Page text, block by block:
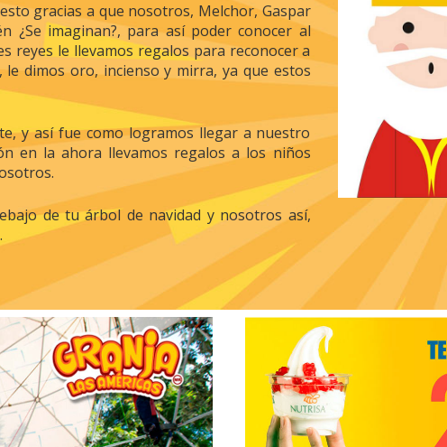
gracias a que nosotros, Melchor, Gaspar
¿Se imaginan?, para así poder conocer al
reyes le llevamos regalos para reconocer a
le dimos oro, incienso y mirra, ya que estos
y así fue como logramos llegar a nuestro
en la ahora llevamos regalos a los niños
de tu árbol de navidad y nosotros así,